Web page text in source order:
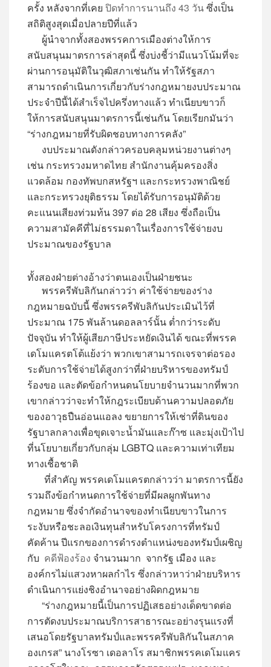
ครั้ง หลังจากที่เคย ปิดทำการนานถึง 43 วันซึ่งเป็น
สถิติสูงสุดเมื่อปลายปีที่แล้ว
ผู้นำจากทั้งสองพรรคการเมืองต่างให้การ
สนับสนุนมาตรการล่าสุดนี้ ซึ่งบ่งชี้ว่ามีแนวโน้มที่จะ
ผ่านการอนุมัติในวุฒิสภาเช่นกัน ทำให้รัฐสภา
สามารถดำเนินการเกี่ยวกับร่างกฎหมายงบประมาณ
ประจำปีนี้ได้สำเร็จไปครึ่งทางแล้ว ทำเนียบขาวก็
ให้การสนับสนุนมาตรการนี้เช่นกัน โดยเรียกมันว่า
“ร่างกฎหมายที่รับผิดชอบทางการคลัง”
งบประมาณดังกล่าวครอบคลุมหน่วยงานต่างๆ
เช่น กระทรวงมหาดไทย สำนักงานคุ้มครองสิ่ง
แวดล้อม กองทัพบกสหรัฐฯ และกระทรวงพาณิชย์
และกระทรวงยุติธรรม โดยได้รับการอนุมัติด้วย
คะแนนเสียงท่วมท้น 397 ต่อ 28 เสียง ซึ่งถือเป็น
ความสามัคคีที่ไม่ธรรมดาในเรื่องการใช้จ่ายงบ
ประมาณของรัฐบาล
ทั้งสองฝ่ายต่างอ้างว่าตนเองเป็นฝ่ายชนะ
พรรครีพับลิกันกล่าวว่า ค่าใช้จ่ายของร่าง
กฎหมายฉบับนี้ ซึ่งพรรครีพับลิกันประเมินไว้ที่
ประมาณ 175 พันล้านดอลลาร์นั้น ต่ำกว่าระดับ
ปัจจุบัน ทำให้ผู้เสียภาษีประหยัดเงินได้ ขณะที่พรรค
เดโมแครตโต้แย้งว่า พวกเขาสามารถเจรจาต่อรอง
ระดับการใช้จ่ายได้สูงกว่าที่ฝ่ายบริหารของทรัมป์
ร้องขอ และตัดข้อกำหนดนโยบายจำนวนมากที่พวก
เขากล่าวว่าจะทำให้กฎระเบียบด้านความปลอดภัย
ของอาวุธปืนอ่อนแอลง ขยายการให้เช่าที่ดินของ
รัฐบาลกลางเพื่อขุดเจาะน้ำมันและก๊าซ และมุ่งเป้าไป
ที่นโยบายเกี่ยวกับกลุ่ม LGBTQ และความเท่าเทียม
ทางเชื้อชาติ
ที่สำคัญ พรรคเดโมแครตกล่าวว่า มาตรการนี้ยัง
รวมถึงข้อกำหนดการใช้จ่ายที่มีผลผูกพันทาง
กฎหมาย ซึ่งจำกัดอำนาจของทำเนียบขาวในการ
ระงับหรือชะลอเงินทุนสำหรับโครงการที่ทรัมป์
คัดค้าน ปีแรกของการดำรงตำแหน่งของทรัมป์เผชิญ
กับ คดีฟ้องร้อง จำนวนมาก จากรัฐ เมือง และ
องค์กรไม่แสวงหาผลกำไร ซึ่งกล่าวหาว่าฝ่ายบริหาร
ดำเนินการแย่งชิงอำนาจอย่างผิดกฎหมาย
“ร่างกฎหมายนี้เป็นการปฏิเสธอย่างเด็ดขาดต่อ
การตัดงบประมาณบริการสาธารณะอย่างรุนแรงที่
เสนอโดยรัฐบาลทรัมป์และพรรครีพับลิกันในสภาค
องเกรส” นางโรซา เดอลาโร สมาชิกพรรคเดโมแคร